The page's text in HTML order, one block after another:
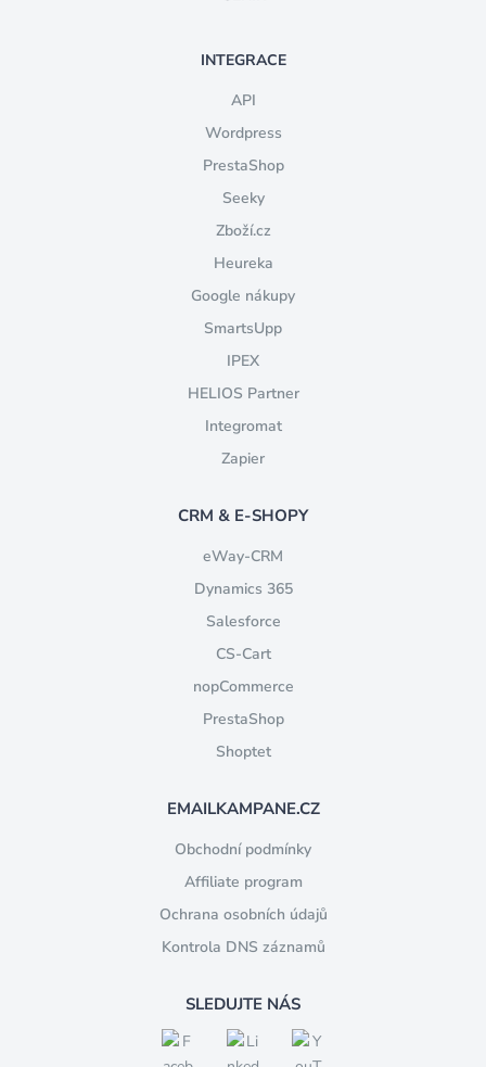
INTEGRACE
API
Wordpress
PrestaShop
Seeky
Zboží.cz
Heureka
Google nákupy
SmartsUpp
IPEX
HELIOS Partner
Integromat
Zapier
CRM & E-SHOPY
eWay-CRM
Dynamics 365
Salesforce
CS-Cart
nopCommerce
PrestaShop
Shoptet
EMAILKAMPANE.CZ
Obchodní podmínky
Affiliate program
Ochrana osobních údajů
Kontrola DNS záznamů
SLEDUJTE NÁS